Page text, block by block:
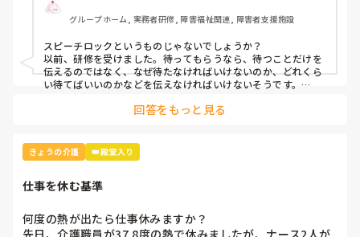
グループホーム, 実務者研修, 障害福祉関連, 障害者支援施設
スピーチロックというものじゃないでしょうか？
以前、研修を受けました。待ってもらうなら、待つことだけを
伝えるのではなく、なぜ待たなければいけないのか、どれくら
い待てばいいのかなどを伝えなければいけないそうです。
回答をもっと見る
きょうの介護 👑殿堂入り
仕事を休む基準
何度の熱が出たら仕事休みますか？
先日、介護職員が37.8度の熱で休みましたが、ナース2人が